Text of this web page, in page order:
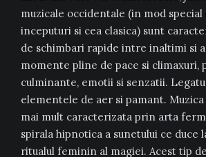
muzicale occidentale (in mod
inceputuri si cea clasica) sunt
de schimbari rapide intre inaltimi si
momente pline de pace si climaxuri,
culminante, emotii si senzatii.
elementele de aer si pamant.
mai mult caracterizata prin arta
spirala hipnotica a sunetului ce duce
ritualul feminin al magiei. Acest tip